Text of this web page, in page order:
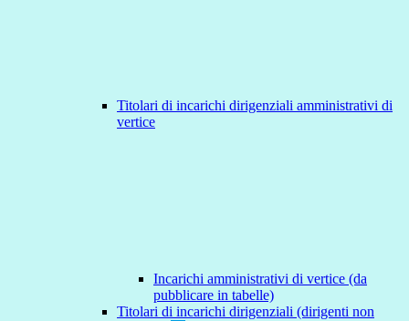
Titolari di incarichi dirigenziali amministrativi di
vertice
Incarichi amministrativi di vertice (da
pubblicare in tabelle)
Titolari di incarichi dirigenziali (dirigenti non